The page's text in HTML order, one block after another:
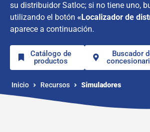
su distribuidor Satloc; si no tiene uno,
utilizando el botón «Localizador de
aparece a continuación.
Catálogo de
productos
Buscador
Inicio Recursos Simuladores